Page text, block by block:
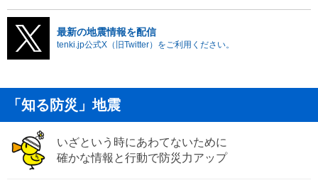
最新の地震情報を配信
tenki.jp公式X（旧Twitter）をご利用ください。
「知る防災」地震
いざという時にあわてないために
確かな情報と行動で防災力アップ